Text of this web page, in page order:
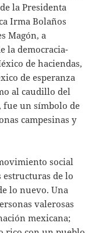
la Presidenta
Irma Bolaños
Magón, a
la democracia-
de haciendas,
de esperanza
al caudillo del
fue un símbolo de
campesinas y
social
estructuras de lo
lo nuevo. Una
valerosas
mexicana;